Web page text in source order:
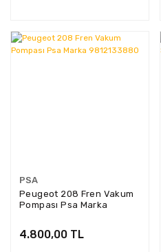
PSA
Peugeot 208 Fren Vakum
Pompası Psa Marka
4.800,00 TL